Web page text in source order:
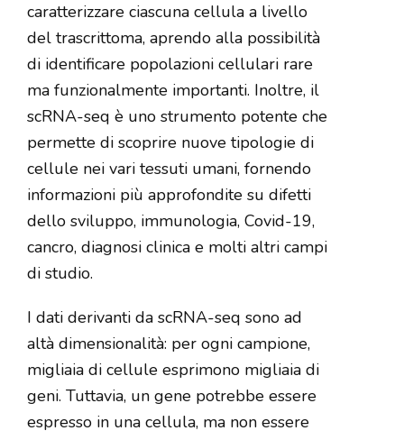
caratterizzare ciascuna cellula a livello
del trascrittoma, aprendo alla possibilità
di identificare popolazioni cellulari rare
ma funzionalmente importanti. Inoltre, il
scRNA-seq è uno strumento potente che
permette di scoprire nuove tipologie di
cellule nei vari tessuti umani, fornendo
informazioni più approfondite su difetti
dello sviluppo, immunologia, Covid-19,
cancro, diagnosi clinica e molti altri campi
di studio.
I dati derivanti da scRNA-seq sono ad
altà dimensionalità: per ogni campione,
migliaia di cellule esprimono migliaia di
geni. Tuttavia, un gene potrebbe essere
espresso in una cellula, ma non essere